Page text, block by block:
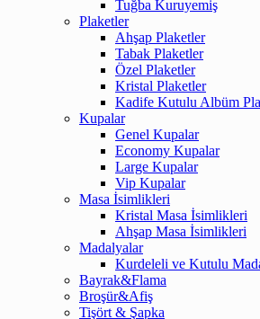
Tuğba Kuruyemiş
Plaketler
Ahşap Plaketler
Tabak Plaketler
Özel Plaketler
Kristal Plaketler
Kadife Kutulu Albüm
Kupalar
Genel Kupalar
Economy Kupalar
Large Kupalar
Vip Kupalar
Masa İsimlikleri
Kristal Masa İsimlikleri
Ahşap Masa İsimlikleri
Madalyalar
Kurdeleli ve Kutulu
Bayrak&Flama
Broşür&Afiş
Tişört & Şapka